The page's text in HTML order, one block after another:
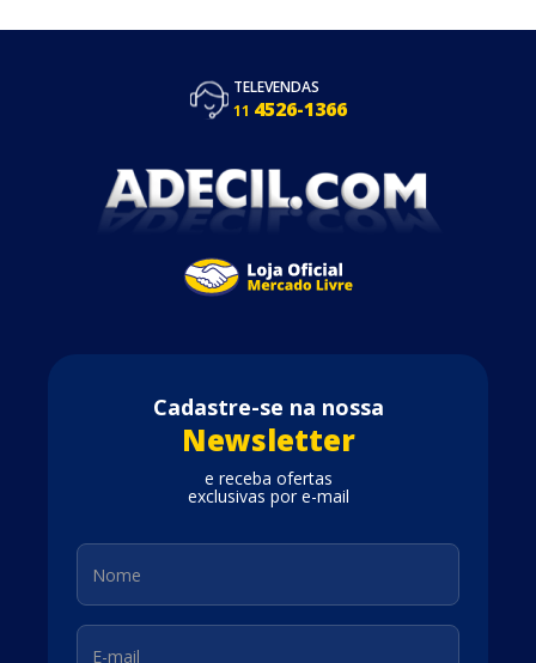
TELEVENDAS
11 4526-1366
Cadastre-se na nossa
Newsletter
e receba ofertas
exclusivas por e-mail